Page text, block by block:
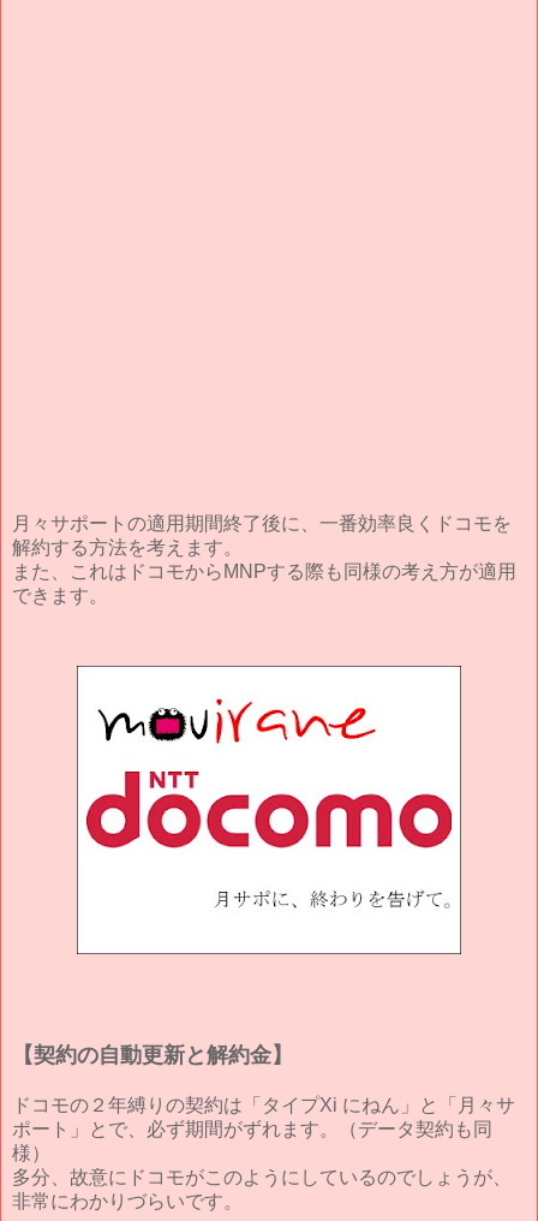
月々サポートの適用期間終了後に、一番効率良くドコモを
解約する方法を考えます。
また、これはドコモからMNPする際も同様の考え方が適用
できます。
【契約の自動更新と解約金】
ドコモの２年縛りの契約は「タイプXi にねん」と「月々サ
ポート」とで、必ず期間がずれます。（データ契約も同
様）
多分、故意にドコモがこのようにしているのでしょうが、
非常にわかりづらいです。